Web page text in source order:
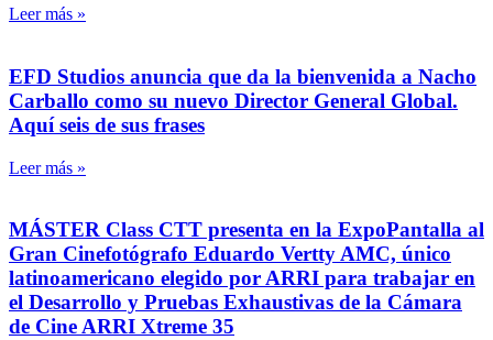
Leer más »
EFD Studios anuncia que da la bienvenida a Nacho
Carballo como su nuevo Director General Global.
Aquí seis de sus frases
Leer más »
MÁSTER Class CTT presenta en la ExpoPantalla al
Gran Cinefotógrafo Eduardo Vertty AMC, único
latinoamericano elegido por ARRI para trabajar en
el Desarrollo y Pruebas Exhaustivas de la Cámara
de Cine ARRI Xtreme 35